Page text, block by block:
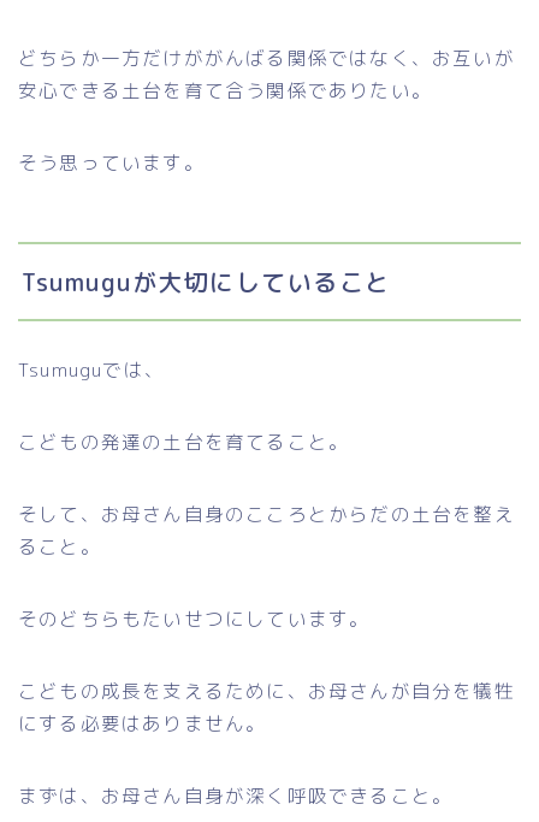
どちらか一方だけががんばる関係ではなく、お互いが
安心できる土台を育て合う関係でありたい。
そう思っています。
Tsumuguが大切にしていること
Tsumuguでは、
こどもの発達の土台を育てること。
そして、お母さん自身のこころとからだの土台を整え
ること。
そのどちらもたいせつにしています。
こどもの成長を支えるために、お母さんが自分を犠牲
にする必要はありません。
まずは、お母さん自身が深く呼吸できること。